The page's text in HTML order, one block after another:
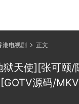
港电视剧 正文
天使][张可颐/
源码/